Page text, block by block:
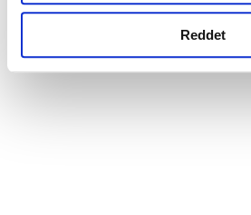
gerçekleştirilen veri işleme
detaylı bilgi almak için lütfenReddet